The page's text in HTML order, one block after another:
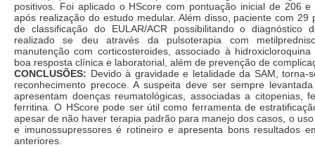
positivos. Foi aplicado o HScore com pontuação inicial de 206
após realização do estudo medular. Além disso, paciente com 29
de classificação do EULAR/ACR possibilitando o diagnóstico
realizado se deu através da pulsoterapia com
manutenção com corticosteroides, associado à
boa resposta clínica e laboratorial, além de prevenção de
CONCLUSÕES: Devido à gravidade e letalidade da SAM, torna-
reconhecimento precoce. A suspeita deve ser sempre
apresentam doenças reumatológicas, associadas a citopenias,
ferritina. O HScore pode ser útil como ferramenta de
apesar de não haver terapia padrão para manejo dos casos, o
e imunossupressores é rotineiro e apresenta bons resultados
anteriores.